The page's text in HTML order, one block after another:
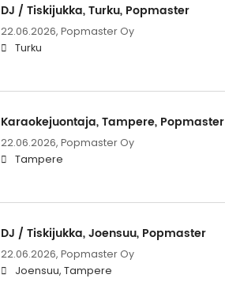
DJ / Tiskijukka, Turku, Popmaster
22.06.2026, Popmaster Oy
Turku
Karaokejuontaja, Tampere, Popmaster
22.06.2026, Popmaster Oy
Tampere
DJ / Tiskijukka, Joensuu, Popmaster
22.06.2026, Popmaster Oy
Joensuu, Tampere